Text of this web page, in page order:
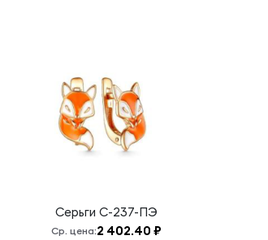
Серьги С-237-ПЭ
Ср. цена:2 402.40 ₽